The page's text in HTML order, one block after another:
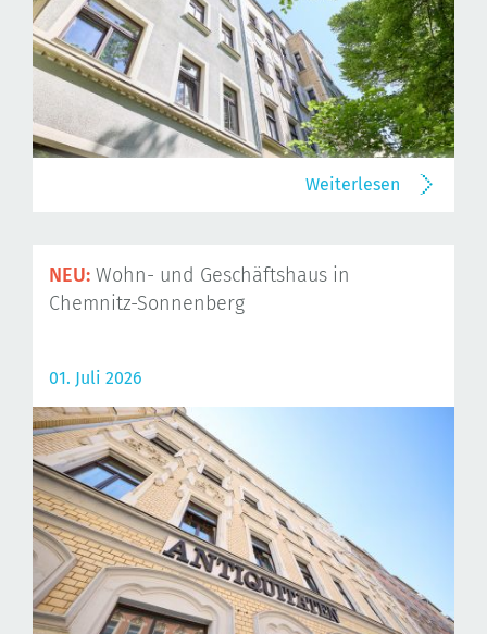
Weiterlesen
NEU: Wohn- und Geschäftshaus in
Chemnitz-Sonnenberg
01. Juli 2026